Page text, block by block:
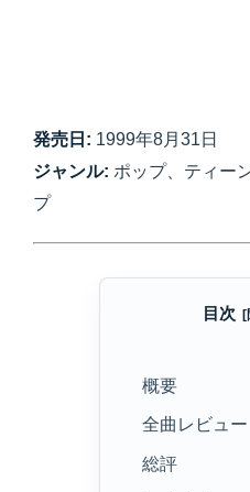
発売日: 1999年8月31日
ジャンル: ポップ、ティー
プ
目次
概要
全曲レビュー
総評